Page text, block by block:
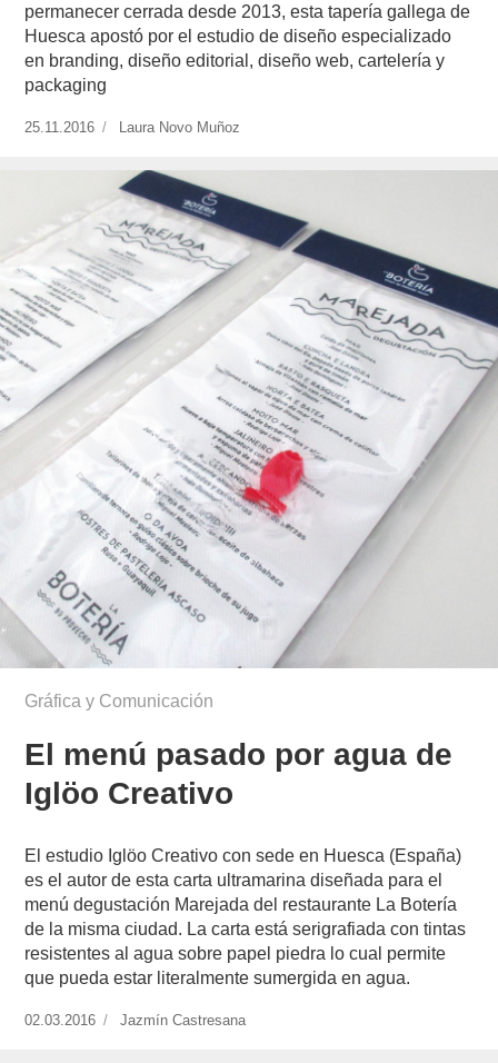
permanecer cerrada desde 2013, esta tapería gallega de
Huesca apostó por el estudio de diseño especializado
en branding, diseño editorial, diseño web, cartelería y
packaging
Publicado
25.11.2016
https://www.experimenta.es/author/laura-
munoz/
Laura Novo Muñoz
Gráfica y Comunicación
El menú pasado por agua de
Iglöo Creativo
El estudio Iglöo Creativo con sede en Huesca (España)
es el autor de esta carta ultramarina diseñada para el
menú degustación Marejada del restaurante La Botería
de la misma ciudad. La carta está serigrafiada con tintas
resistentes al agua sobre papel piedra lo cual permite
que pueda estar literalmente sumergida en agua.
Publicado
02.03.2016
https://www.experimenta.es/author/jazmin-
Jazmín Castresana